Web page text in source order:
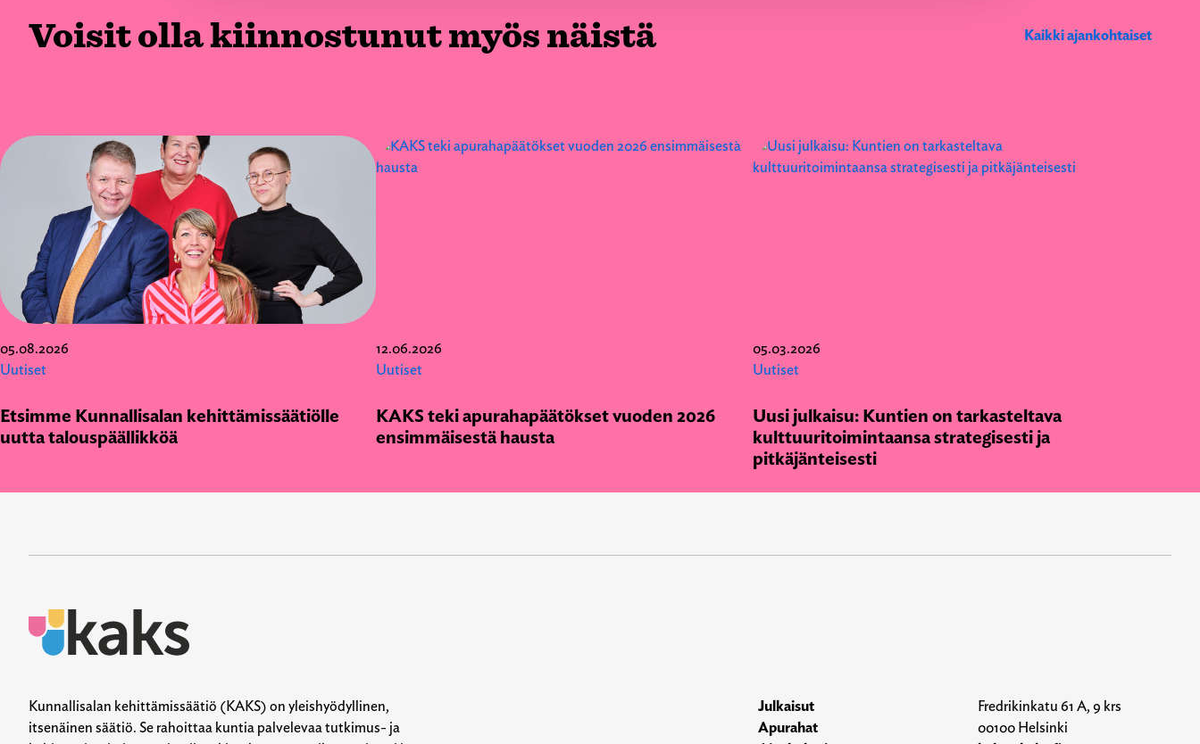
Voisit olla kiinnostunut myös näistä Kaikki ajankohtaiset
05.08.2026
Uutiset
Etsimme Kunnallisalan kehittämissäätiölle
uutta talouspäällikköä
12.06.2026
Uutiset
KAKS teki apurahapäätökset vuoden 2026
ensimmäisestä hausta
05.03.2026
Uutiset
Uusi julkaisu: Kuntien on tarkasteltava
kulttuuritoimintaansa strategisesti ja
pitkäjänteisesti
Kunnallisalan kehittämissäätiö (KAKS) on yleishyödyllinen,
itsenäinen säätiö. Se rahoittaa kuntia palvelevaa tutkimus- ja
Julkaisut
Apurahat
Fredrikinkatu 61 A, 9 krs
00100 Helsinki